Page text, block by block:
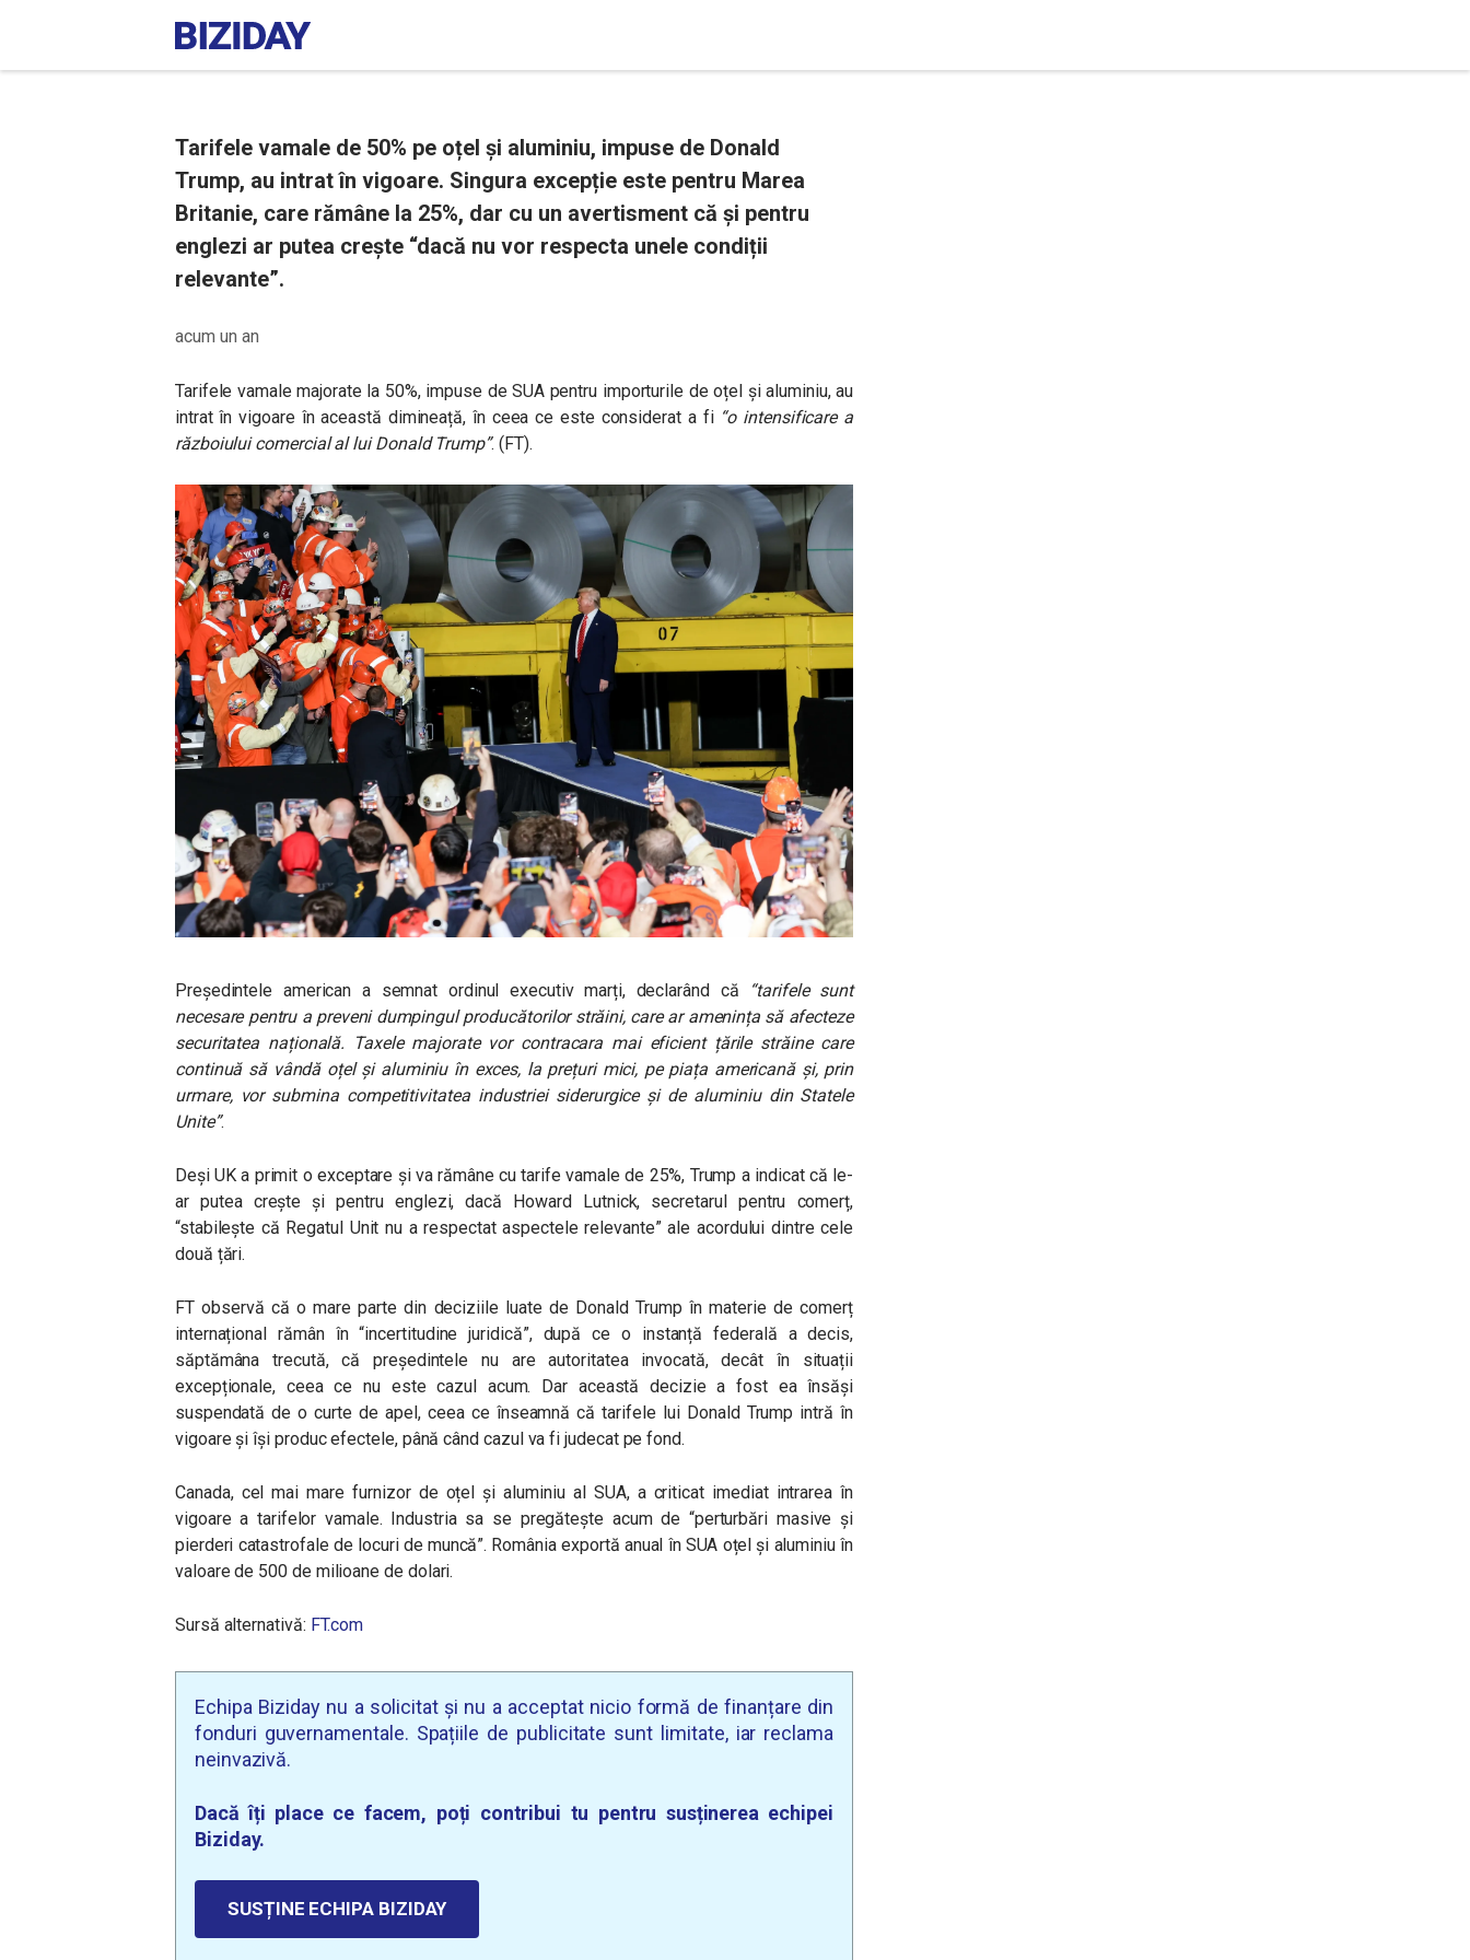
Tarifele vamale de 50% pe oțel și aluminiu, impuse de Donald
Trump, au intrat în vigoare. Singura excepție este pentru Marea
Britanie, care rămâne la 25%, dar cu un avertisment că și pentru
englezi ar putea crește “dacă nu vor respecta unele condiții
relevante”.
acum un an
Tarifele vamale majorate la 50%, impuse de SUA pentru importurile de oțel și aluminiu, au
intrat în vigoare în această dimineață, în ceea ce este considerat a fi “o intensificare a
războiului comercial al lui Donald Trump”. (FT).
Președintele american a semnat ordinul executiv marți, declarând că
“tarifele sunt
necesare pentru a preveni dumpingul producătorilor străini, care ar amenința să afecteze
securitatea națională. Taxele majorate vor contracara mai eficient țările străine care
continuă să vândă oțel și aluminiu în exces, la prețuri mici, pe piața americană și, prin
urmare, vor submina competitivitatea industriei siderurgice și de aluminiu din Statele
Unite”.
Deși UK a primit o exceptare și va rămâne cu tarife vamale de 25%, Trump a indicat că le-
ar putea crește și pentru englezi, dacă Howard Lutnick, secretarul pentru comerț,
“stabilește că Regatul Unit nu a respectat aspectele relevante” ale acordului dintre cele
două țări.
FT observă că o mare parte din deciziile luate de Donald Trump în materie de comerț
internațional rămân în “incertitudine juridică”, după ce o instanță federală a decis,
săptămâna trecută, că președintele nu are autoritatea invocată, decât în situații
excepționale, ceea ce nu este cazul acum. Dar această decizie a fost ea însăși
suspendată de o curte de apel, ceea ce înseamnă că tarifele lui Donald Trump intră în
vigoare și își produc efectele, până când cazul va fi judecat pe fond.
Canada, cel mai mare furnizor de oțel și aluminiu al SUA, a criticat imediat intrarea în
vigoare a tarifelor vamale. Industria sa se pregătește acum de “perturbări masive și
pierderi catastrofale de locuri de muncă”. România exportă anual în SUA oțel și aluminiu în
valoare de 500 de milioane de dolari.
Sursă alternativă: FT.com
Echipa Biziday nu a solicitat și nu a acceptat nicio formă de finanțare din
fonduri guvernamentale. Spațiile de publicitate sunt limitate, iar reclama
neinvazivă.
Dacă îți place ce facem, poți contribui tu pentru susținerea echipei
Biziday.
SUSȚINE ECHIPA BIZIDAY